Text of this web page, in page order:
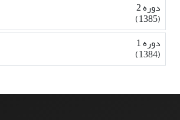
دوره 2
(1385)
دوره 1
(1384)